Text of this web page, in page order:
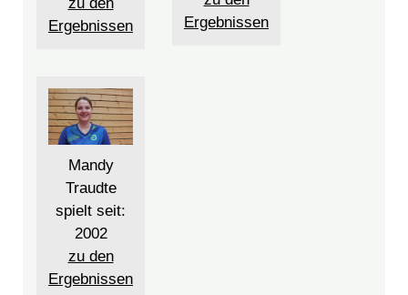
Ergebnissen
Ergebnissen
Mandy
Traudte
spielt seit:
2002
zu den
Ergebnissen